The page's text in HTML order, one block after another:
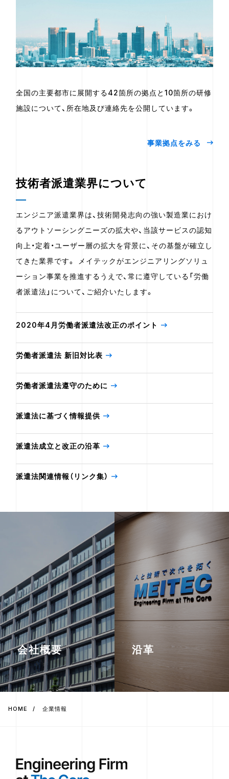
全国の主要都市に展開する42箇所の拠点と10箇所の研修
施設について、所在地及び連絡先を公開しています。
事業拠点をみる
技術者派遣業界について
エンジニア派遣業界は、技術開発志向の強い製造業におけ
るアウトソーシングニーズの拡大や、当該サービスの認知
向上・定着・ユーザー層の拡大を背景に、その基盤が確立し
てきた業界です。 メイテックがエンジニアリングソリュ
ーション事業を推進するうえで、常に遵守している「労働
者派遣法」について、ご紹介いたします。
2020年4月労働者派遣法改正のポイント
労働者派遣法 新旧対比表
労働者派遣法遵守のために
派遣法に基づく情報提供
派遣法成立と改正の沿革
派遣法関連情報（リンク集）
会社概要 沿革
HOME 企業情報